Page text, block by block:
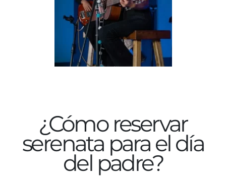
¿Cómo reservar
serenata para el día
del padre?